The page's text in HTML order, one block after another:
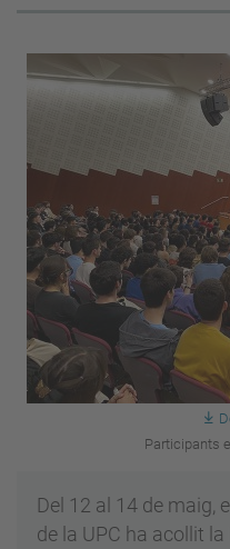
Participants
Del 12 al 14 de maig,
de la UPC ha acollit